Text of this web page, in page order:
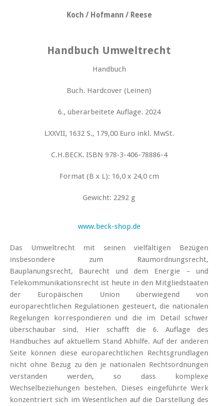
Koch / Hofmann / Reese
Handbuch Umweltrecht
Handbuch
Buch. Hardcover (Leinen)
6., überarbeitete Auflage. 2024
LXXVII, 1632 S., 179,00 Euro inkl. MwSt.
C.H.BECK. ISBN 978-3-406-78886-4
Format (B x L): 16,0 x 24,0 cm
Gewicht: 2292 g
www.beck-shop.de
Das Umweltrecht mit seinen vielfältigen Bezügen
insbesondere zum Raumordnungsrecht,
Bauplanungsrecht, Baurecht und dem Energie – und
Telekommunikationsrecht ist heute in den Mitgliedstaaten
der Europäischen Union überwiegend von
europarechtlichen Regulationen gesteuert, die nationalen
Regelungen korrespondieren und die im Detail schwer
überschaubar sind. Hier schafft die 6. Auflage des
Handbuches auf aktuellem Stand Abhilfe. Auf der anderen
Seite können diese europarechtlichen Rechtsgrundlagen
nicht ohne Bezug zu den je nationalen Rechtsordnungen
verstanden werden, so dass komplexe
Wechselbeziehungen bestehen. Dieses eingeführte Werk
konzentriert sich im Wesentlichen auf die Darstellung des